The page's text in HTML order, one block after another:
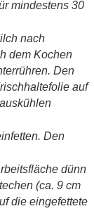
mindestens 30
nach
dem Kochen
Den
auf
Den
dünn
(ca. 9 cm
die eingefettete